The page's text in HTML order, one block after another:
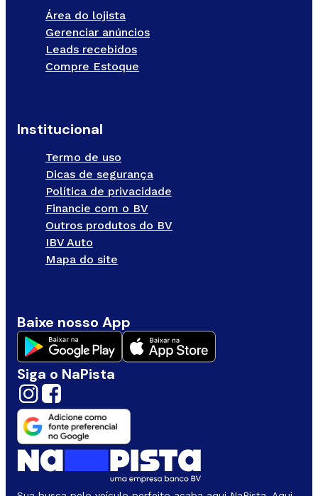
Área do lojista
Gerenciar anúncios
Leads recebidos
Compre Estoque
Institucional
Termo de uso
Dicas de segurança
Política de privacidade
Financie com o BV
Outros produtos do BV
IBV Auto
Mapa do site
Baixe nosso App
Siga o NaPista